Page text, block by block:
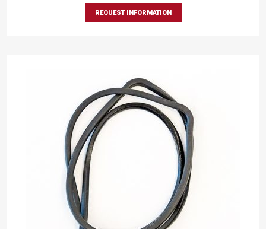
REQUEST INFORMATION